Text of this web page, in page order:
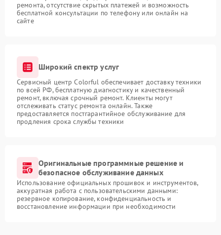
ремонта, отсутствие скрытых платежей и возможность
бесплатной консультации по телефону или онлайн на
сайте
Широкий спектр услуг
Сервисный центр Colorful обеспечивает доставку техники
по всей РФ, бесплатную диагностику и качественный
ремонт, включая срочный ремонт. Клиенты могут
отслеживать статус ремонта онлайн. Также
предоставляется постгарантийное обслуживание для
продления срока службы техники
Оригинальные программные решение и
безопасное обслуживание данных
Использование официальных прошивок и инструментов,
аккуратная работа с пользовательскими данными:
резервное копирование, конфиденциальность и
восстановление информации при необходимости